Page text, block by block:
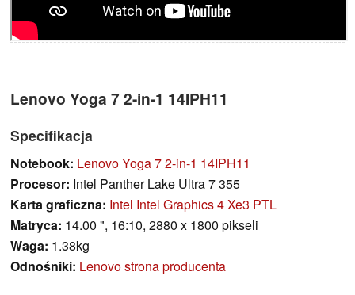
Lenovo Yoga 7 2-in-1 14IPH11
Specifikacja
Notebook: Lenovo Yoga 7 2-in-1 14IPH11
Procesor: Intel Panther Lake Ultra 7 355
Karta graficzna: Intel Intel Graphics 4 Xe3 PTL
Matryca: 14.00 ", 16:10, 2880 x 1800 pikseli
Waga: 1.38kg
Odnośniki: Lenovo strona producenta